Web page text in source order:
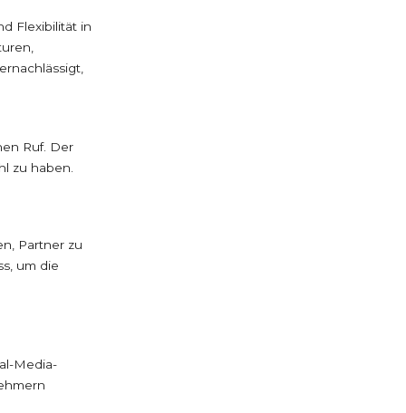
Flexibilität in
Ruf. Der
zu haben.
Partner zu
um die
Media-